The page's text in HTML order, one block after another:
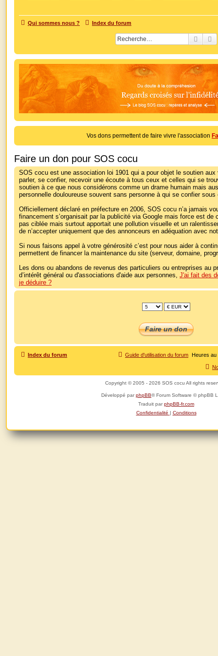
Qui sommes nous ? Index du forum
Vos dons permettent de faire vivre l'association
Faire un don pour SOS cocu
SOS cocu est une association loi 1901 qui a pour objet le soutien
parler, se confier, recevoir une écoute à tous ceux et celles qui se
soutien à ce que nous considérons comme un drame humain mais
personnelle douloureuse souvent sans personne à qui se confier sous
Officiellement déclaré en préfecture en 2006, SOS cocu n’a jamais
financement s’organisait par la publicité via Google mais force est de
pas ciblée mais surtout apportait une pollution visuelle et un
de n’accepter uniquement que des annonceurs en adéquation avec
Si nous faisons appel à votre générosité c’est pour nous aider à
permettent de financer la maintenance du site (serveur, domaine,
Les dons ou abandons de revenus des particuliers ou entreprises au
d’intérêt général ou d'associations d'aide aux personnes, J'ai fait des
je déduire ?
Index du forum Heures
Guide d'utilisation du forum
Copyright © 2005 - 2026 SOS cocu All rights
Développé parphpBB® Forum Software © phpBB
Traduit parphpBB-fr.com
Confidentialité | Conditions